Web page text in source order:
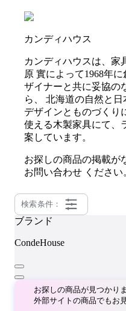
カンディハウス
カンディハウスは、家
原 實によって1968年
ザイナーと共に妥協の
ら、 北海道の自然と
デザインとものづくり
使える木製家具にて、
案しています。
お探しの商品の掲載が
お問い合わせ ください
検索条件：
ブランド
CondeHouse
お探しの商品が見つかり
外部サイトの商品でもお